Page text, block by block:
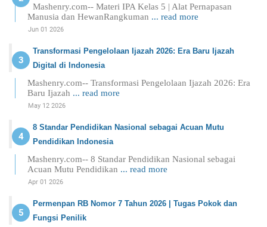
Mashenry.com-- Materi IPA Kelas 5 | Alat Pernapasan
Manusia dan HewanRangkuman ... read more
Jun 01 2026
Transformasi Pengelolaan Ijazah 2026: Era Baru Ijazah
Digital di Indonesia
Mashenry.com-- Transformasi Pengelolaan Ijazah 2026: Era
Baru Ijazah ... read more
May 12 2026
8 Standar Pendidikan Nasional sebagai Acuan Mutu
Pendidikan Indonesia
Mashenry.com-- 8 Standar Pendidikan Nasional sebagai
Acuan Mutu Pendidikan ... read more
Apr 01 2026
Permenpan RB Nomor 7 Tahun 2026 | Tugas Pokok dan
Fungsi Penilik